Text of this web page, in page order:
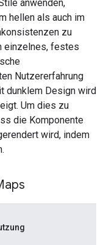
anwenden,
hellen als auch im
zu
einzelnes, festes
Nutzererfahrung
dunklem Design wird
Um dies zu
die Komponente
wird, indem